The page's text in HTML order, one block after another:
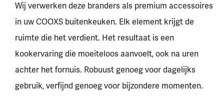
Wij verwerken deze branders als premium accessoires
in uw COOXS buitenkeuken. Elk element krijgt de
ruimte die het verdient. Het resultaat is een
kookervaring die moeiteloos aanvoelt, ook na uren
achter het fornuis. Robuust genoeg voor dagelijks
gebruik, verfijnd genoeg voor bijzondere momenten.